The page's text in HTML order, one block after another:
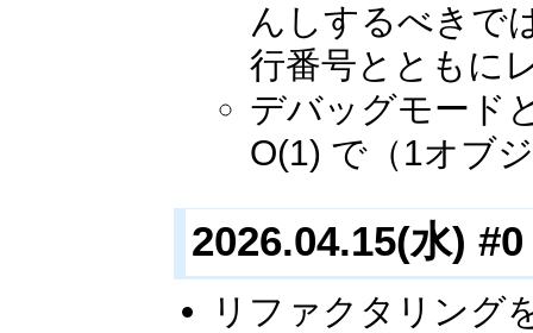
んしするべきで
行番号とともに
デバッグモード
O(1) で（1オブ
2026.04.15(水) #0
リファクタリング